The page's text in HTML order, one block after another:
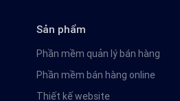
Sản phẩm
Phần mềm quản lý bán hàng
Phần mềm bán hàng online
Thiết kế website